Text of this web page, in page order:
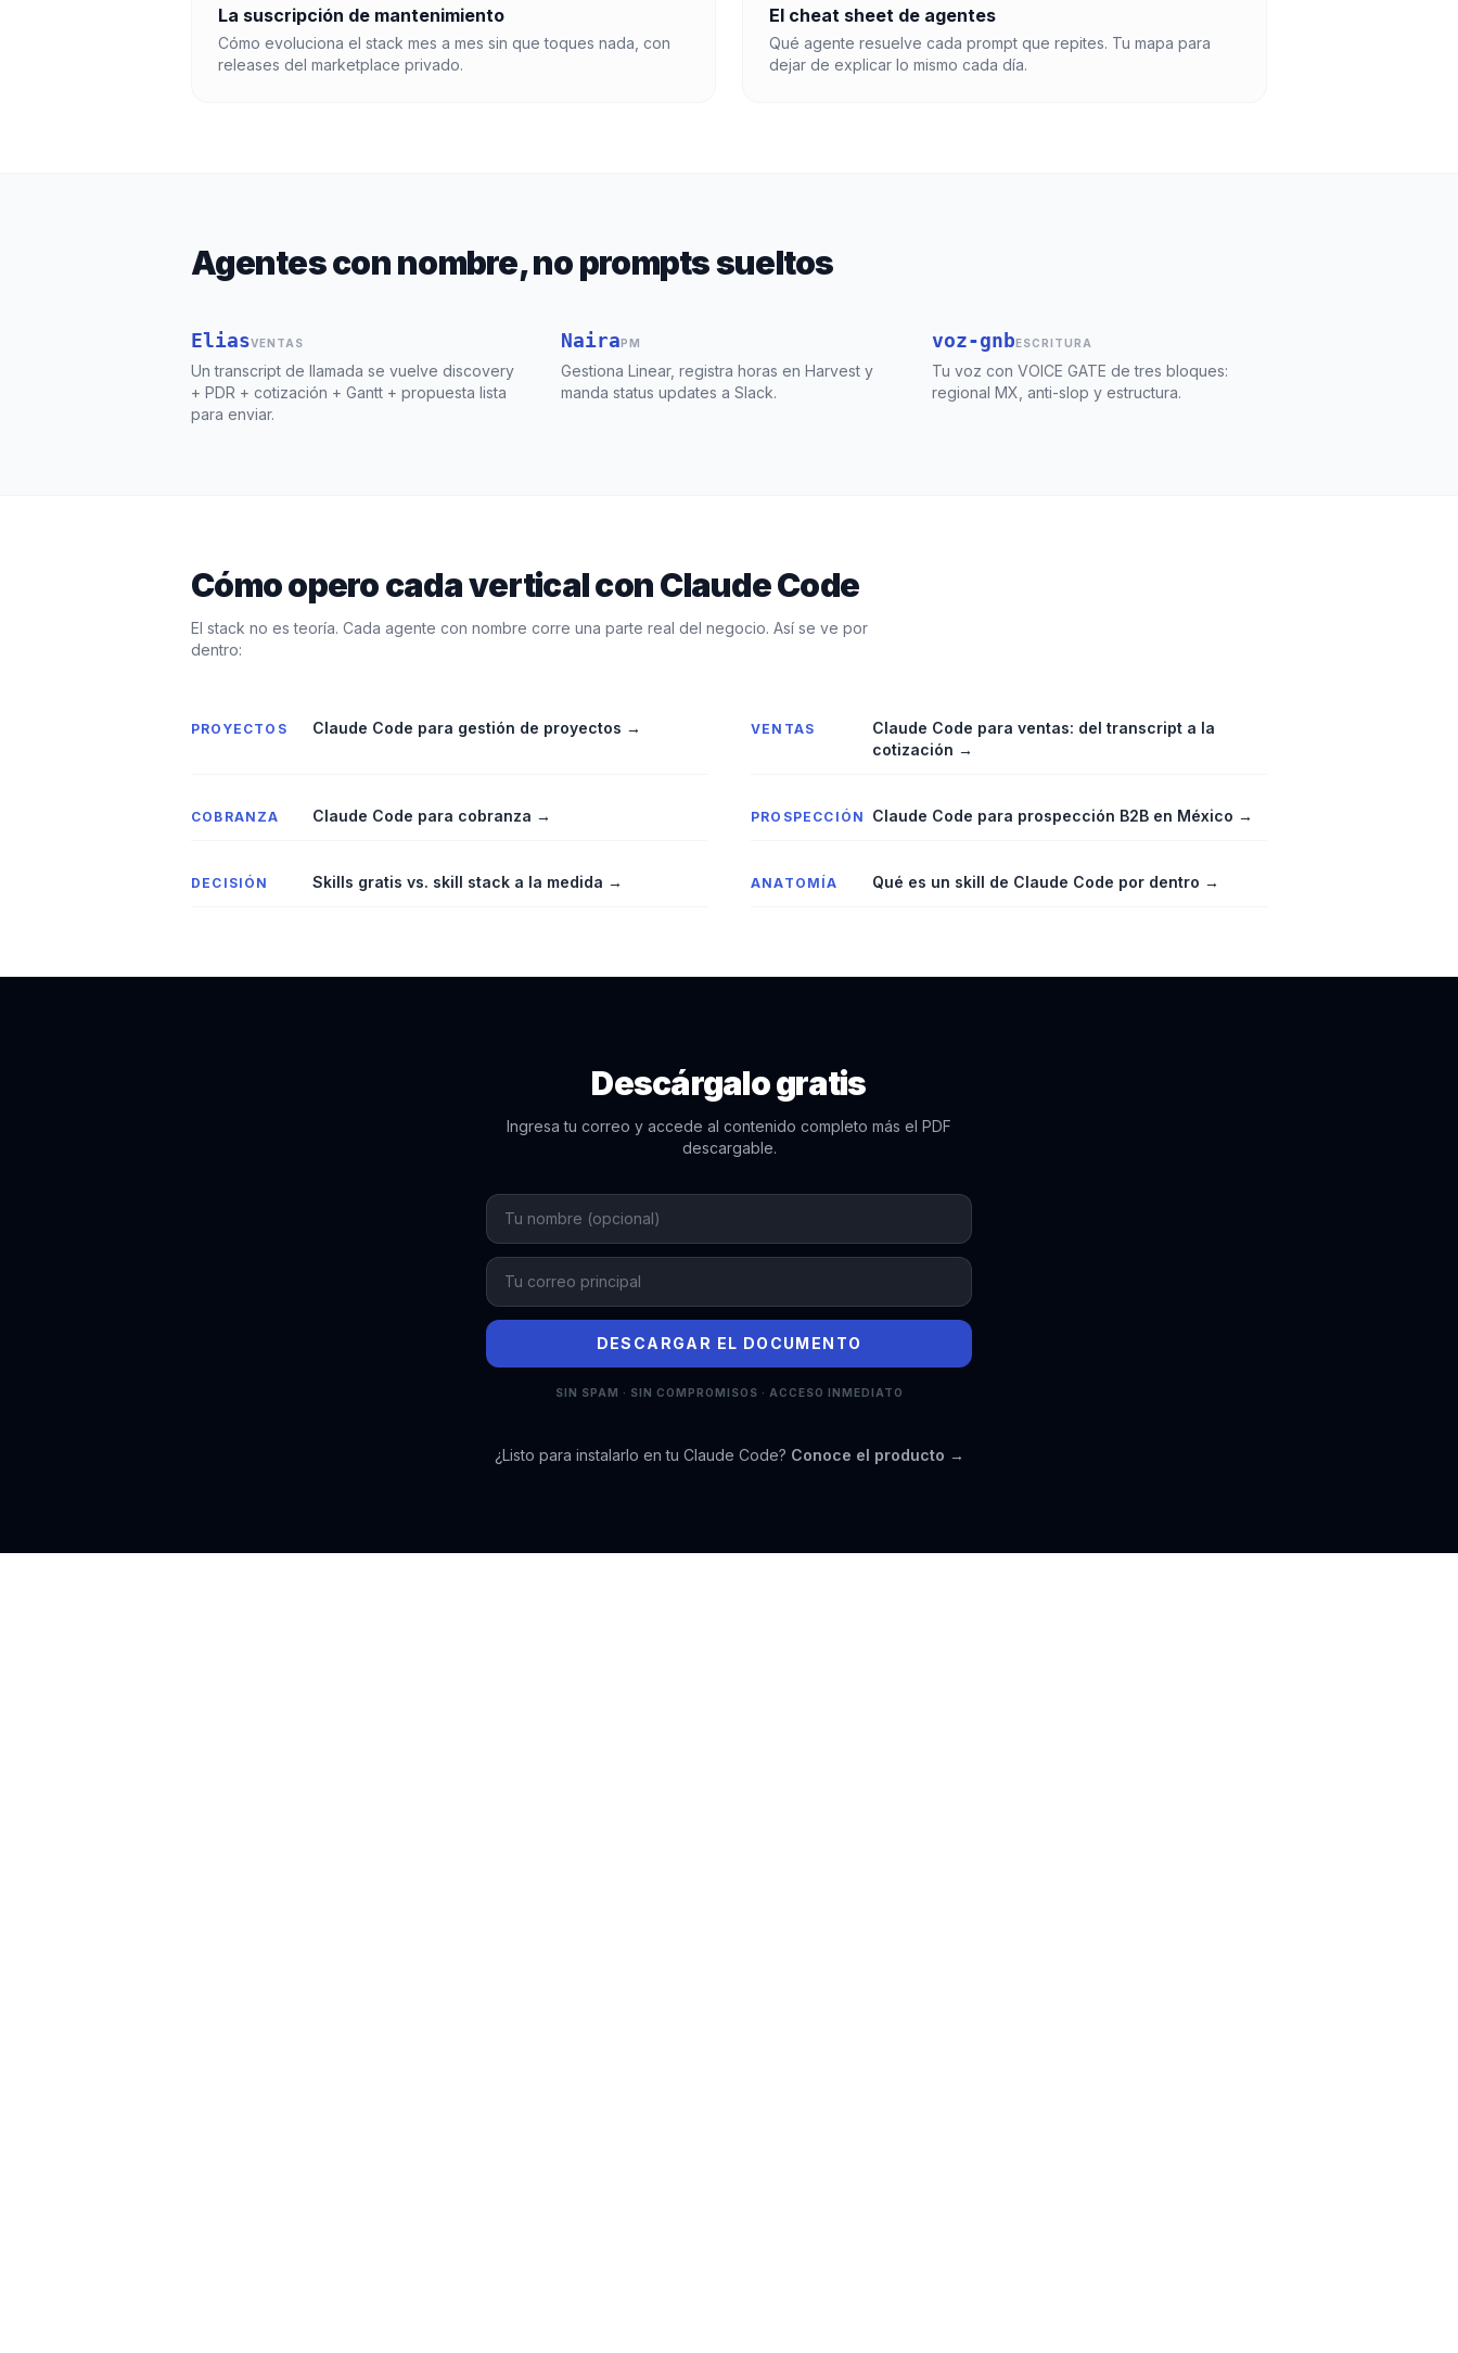
La suscripción de mantenimiento
Cómo evoluciona el stack mes a mes sin que toques nada, con
releases del marketplace privado.
El cheat sheet de agentes
Qué agente resuelve cada prompt que repites. Tu mapa para
dejar de explicar lo mismo cada día.
Agentes con nombre, no prompts sueltos
EliasVENTAS
Un transcript de llamada se vuelve discovery
+ PDR + cotización + Gantt + propuesta lista
para enviar.
NairaPM
Gestiona Linear, registra horas en Harvest y
manda status updates a Slack.
voz-gnbESCRITURA
Tu voz con VOICE GATE de tres bloques:
regional MX, anti-slop y estructura.
Cómo opero cada vertical con Claude Code
El stack no es teoría. Cada agente con nombre corre una parte real del negocio. Así se ve por
dentro:
PROYECTOS Claude Code para gestión de proyectos → VENTAS
Claude Code para ventas: del transcript a la
cotización →
COBRANZA Claude Code para cobranza → PROSPECCIÓN Claude Code para prospección B2B en México →
DECISIÓN Skills gratis vs. skill stack a la medida → ANATOMÍA Qué es un skill de Claude Code por dentro →
Descárgalo gratis
Ingresa tu correo y accede al contenido completo más el PDF
descargable.
DESCARGAR EL DOCUMENTO
SIN SPAM · SIN COMPROMISOS · ACCESO INMEDIATO
¿Listo para instalarlo en tu Claude Code? Conoce el producto →